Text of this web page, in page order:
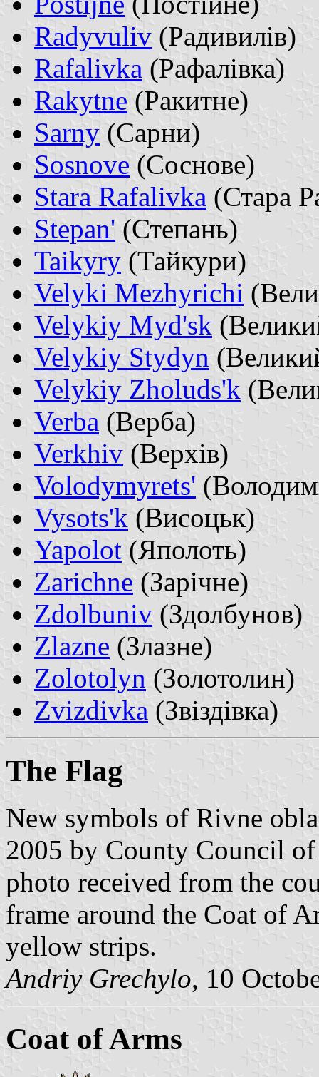
Radyvuliv (Радивилів)
Rafalivka (Рафалівка)
Rakytne (Ракитне)
Sarny (Сарни)
Sosnove (Соснове)
Stara Rafalivka (Стара
Stepan' (Степань)
Taikyry (Тайкури)
Velyki Mezhyrichi
Velykiy Myd'sk
Velykiy Stydyn
Velykiy Zholuds'k
Verba (Верба)
Verkhiv (Верхів)
Volodymyrets'
Vysots'k (Висоцьк)
Yapolot (Яполоть)
Zarichne (Зарічне)
Zdolbuniv (Здолбунов)
Zlazne (Злазне)
Zolotolyn (Золотолин)
Zvizdivka (Звіздівка)
The Flag
New symbols of Rivne
2005 by County Council
photo received from the
frame around the Coat of
yellow strips.
Andriy Grechylo, 10
Coat of Arms